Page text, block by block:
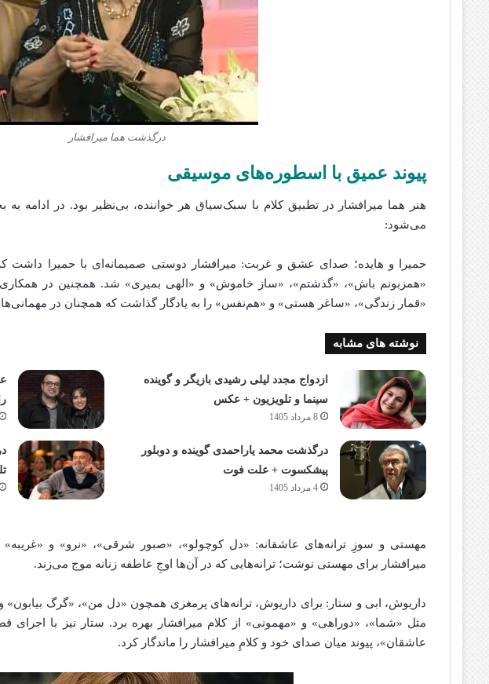
درگذشت هما میرافشار
پیوند عمیق با اسطوره‌های موسیقی
هنر هما میرافشار در تطبیق کلام با سبک‌سیاق هر خواننده، بی‌نظیر بود. در ادامه
می‌شود:
حمیرا و هایده؛ صدای عشق و غربت: میرافشار دوستی صمیمانه‌ای با حمیرا داشت
«همزبونم باش»، «گذشتم»، «ساز خاموش» و «الهی بمیری» شد. همچنین در همکاری
«قمار زندگی»، «ساغر هستی» و «هم‌نفس» را به یادگار گذاشت که همچنان در
نوشته های مشابه
ازدواج مجدد لیلی رشیدی بازیگر و گوینده
سینما و تلویزیون + عکس
8 مرداد 1405
درگذشت محمد یاراحمدی گوینده و دوبلور
پیشکسوت + علت فوت
4 مرداد 1405
مهستی و سوزِ ترانه‌های عاشقانه: «دل کوچولو»، «صبور شرقی»، «نرو» و
میرافشار برای مهستی نوشت؛ ترانه‌هایی که در آن‌ها اوجِ عاطفه زنانه موج می‌زند.
داریوش، ابی و ستار: برای داریوش، ترانه‌های پرمغزی همچون «دل من»، «گرگ بیابون» و
مثل «شما»، «دوراهی» و «مهمونی» از کلام میرافشار بهره برد. ستار نیز با
عاشقان»، پیوند میان صدای خود و کلامِ میرافشار را ماندگار کرد.